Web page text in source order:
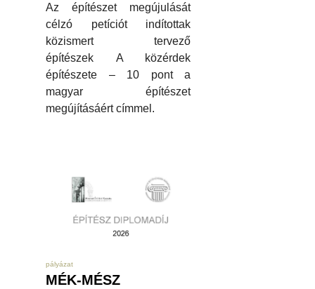
Az építészet megújulását
célzó petíciót indítottak
közismert tervező
építészek A közérdek
építészete – 10 pont a
magyar építészet
megújításáért címmel.
pályázat
MÉK-MÉSZ